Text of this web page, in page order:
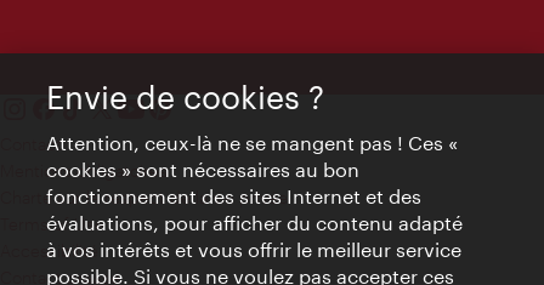
Contact
Mentions obligatoires
Charte sur le respect de la vie privée
Terms of Use
Accessibilité
Contact presse
Envie de cookies ?
Attention, ceux-là ne se mangent pas ! Ces «
cookies » sont nécessaires au bon
fonctionnement des sites Internet et des
évaluations, pour afficher du contenu adapté
à vos intérêts et vous offrir le meilleur service
possible. Si vous ne voulez pas accepter ces